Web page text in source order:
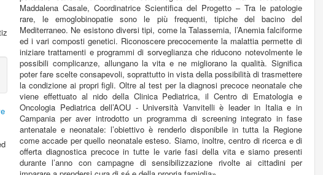
Maddalena Casale, Coordinatrice Scientifica del Progetto – Tra le patologie
rare, le emoglobinopatie sono le più frequenti, tipiche del bacino del
Mediterraneo. Ne esistono diversi tipi, come la Talassemia, l’Anemia falciforme
ed i vari composti genetici. Riconoscere precocemente la malattia permette di
iniziare trattamenti e programmi di sorveglianza che riducono notevolmente le
possibili complicanze, allungano la vita e ne migliorano la qualità. Significa
poter fare scelte consapevoli, soprattutto in vista della possibilità di trasmettere
la condizione ai propri figli. Oltre al test per la diagnosi precoce neonatale che
viene effettuato al nido della Clinica Pediatrica, il Centro di Ematologia e
Oncologia Pediatrica dell’AOU - Università Vanvitelli è leader in Italia e in
Campania per aver introdotto un programma di screening integrato in fase
antenatale e neonatale: l’obiettivo è renderlo disponibile in tutta la Regione
come accade per quello neonatale esteso. Siamo, inoltre, centro di ricerca e di
offerta diagnostica precoce in tutte le varie fasi della vita e siamo presenti
durante l’anno con campagne di sensibilizzazione rivolte ai cittadini per